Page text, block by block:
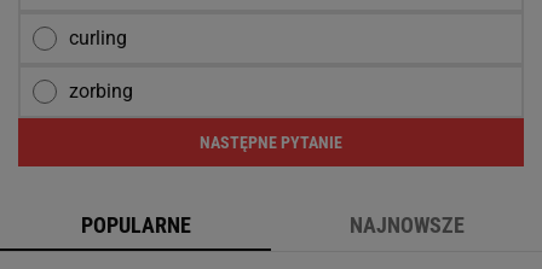
curling
zorbing
NASTĘPNE PYTANIE
POPULARNE NAJNOWSZE